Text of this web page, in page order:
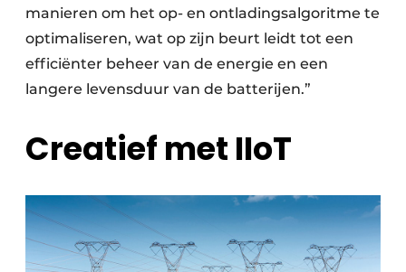
manieren om het op- en ontladingsalgoritme te
optimaliseren, wat op zijn beurt leidt tot een
efficiënter beheer van de energie en een
langere levensduur van de batterijen.”
Creatief met IIoT